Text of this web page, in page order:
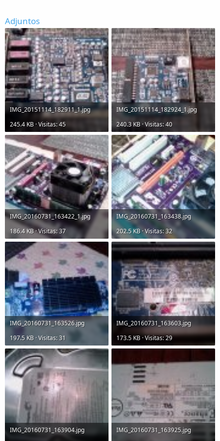
Adjuntos
IMG_20151114_182911_1.jpg
245.4 KB · Visitas: 45
IMG_20151114_182924_1.jpg
240.3 KB · Visitas: 40
IMG_20160731_163422_1.jpg
186.4 KB · Visitas: 37
IMG_20160731_163438.jpg
202.5 KB · Visitas: 32
IMG_20160731_163526.jpg
197.5 KB · Visitas: 31
IMG_20160731_163603.jpg
173.5 KB · Visitas: 29
IMG_20160731_163904.jpg
IMG_20160731_163925.jpg